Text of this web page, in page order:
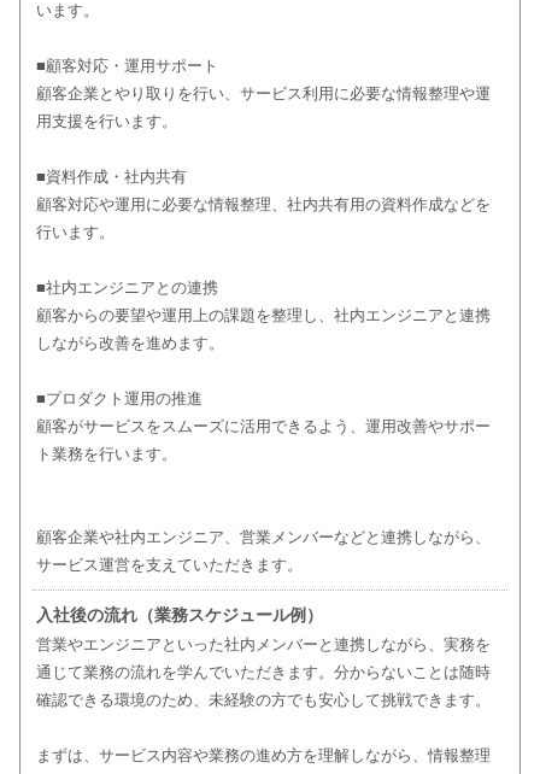
います。
■顧客対応・運用サポート
顧客企業とやり取りを行い、サービス利用に必要な情報整理や運
用支援を行います。
■資料作成・社内共有
顧客対応や運用に必要な情報整理、社内共有用の資料作成などを
行います。
■社内エンジニアとの連携
顧客からの要望や運用上の課題を整理し、社内エンジニアと連携
しながら改善を進めます。
■プロダクト運用の推進
顧客がサービスをスムーズに活用できるよう、運用改善やサポー
ト業務を行います。
顧客企業や社内エンジニア、営業メンバーなどと連携しながら、
サービス運営を支えていただきます。
入社後の流れ（業務スケジュール例）
営業やエンジニアといった社内メンバーと連携しながら、実務を
通じて業務の流れを学んでいただきます。分からないことは随時
確認できる環境のため、未経験の方でも安心して挑戦できます。
まずは、サービス内容や業務の進め方を理解しながら、情報整理